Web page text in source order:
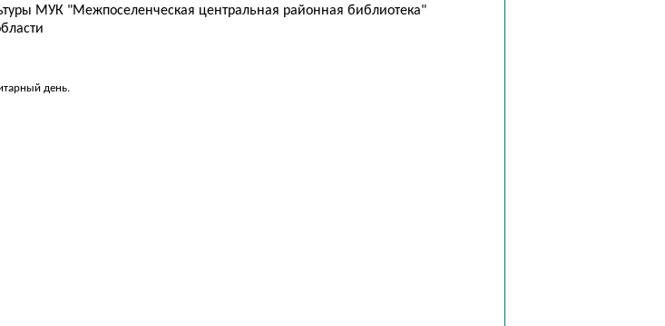
МУК "Межпоселенческая центральная районная библиотека"
день.